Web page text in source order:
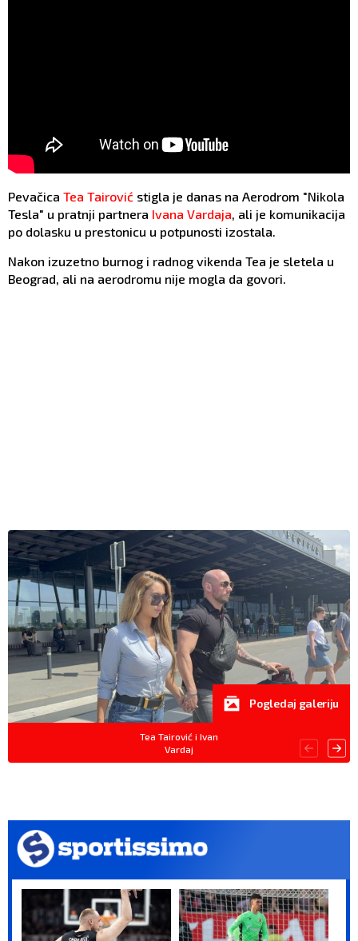
Pevačica Tea Tairović stigla je danas na Aerodrom "Nikola
Tesla" u pratnji partnera Ivana Vardaja, ali je komunikacija
po dolasku u prestonicu u potpunosti izostala.
Nakon izuzetno burnog i radnog vikenda Tea je sletela u
Beograd, ali na aerodromu nije mogla da govori.
Tea Tairović i Ivan
Vardaj
Pogledaj galeriju